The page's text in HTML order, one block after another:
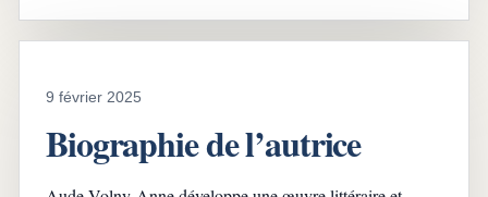
9 février 2025
Biographie de l’autrice